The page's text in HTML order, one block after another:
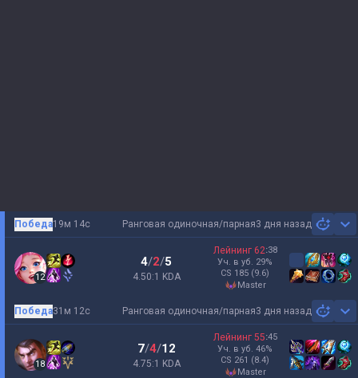
Ранговая одиночная/парная3 дня назад
Победа19м 14с
12
4/2/5
4.50:1 KDA
Лейнинг 62:38
Уч. в уб. 29%
CS 185 (9.6)
master
Ранговая одиночная/парная3 дня назад
Победа31м 12с
18
7/4/12
4.75:1 KDA
Лейнинг 55:45
Уч. в уб. 46%
CS 261 (8.4)
master